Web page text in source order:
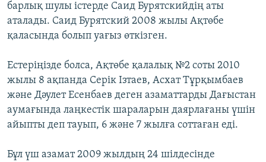
барлық шулы істерде Саид Бурятскийдің аты
аталады. Саид Бурятский 2008 жылы Ақтөбе
қаласында болып уағыз өткізген.
Естеріңізде болса, Ақтөбе қалалық №2 соты 2010
жылы 8 ақпанда Серік Ізтаев, Асхат Тұрқымбаев
және Дәулет Есенбаев деген азаматтарды Дағыстан
аумағында лаңкестік шараларын даярлағаны үшін
айыпты деп тауып, 6 және 7 жылға соттаған еді.
Бұл үш азамат 2009 жылдың 24 шілдесінде